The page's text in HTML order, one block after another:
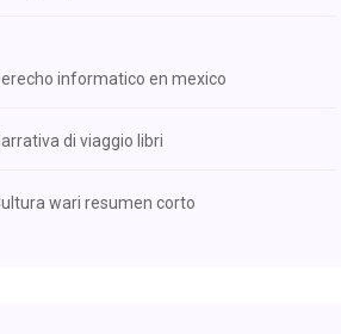
informatico en mexico
di viaggio libri
wari resumen corto